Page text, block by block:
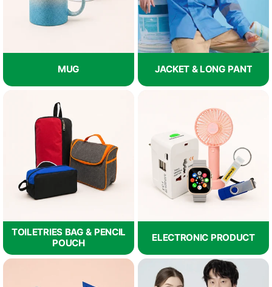
MUG JACKET & LONG PANT
TOILETRIES BAG & PENCIL
POUCH
ELECTRONIC PRODUCT